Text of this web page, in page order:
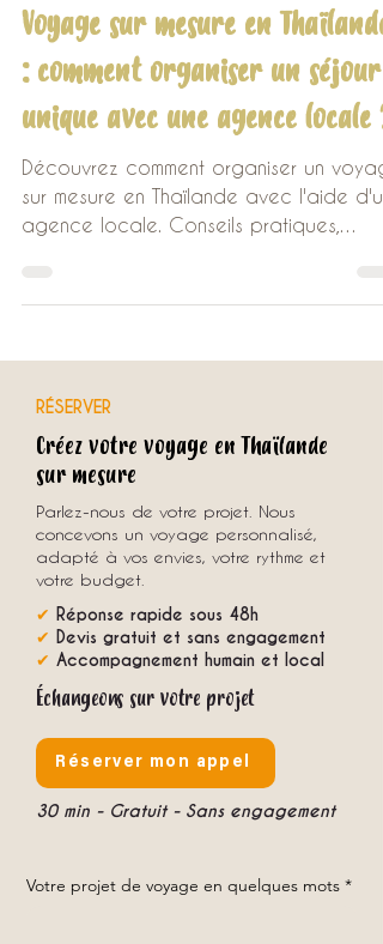
31 mai
4 min de lecture
Voyage sur mesure en Thaïlande
: comment organiser un séjour
unique avec une agence locale ?
Découvrez comment organiser un
itinéraires personnalisés et
créer un séjour unique.
RÉSERVER
Créez votre voyage en Thaïlande
sur mesure
Parlez-nous de votre projet. Nous
concevons un voyage personnalisé,
adapté à vos envies, votre rythme et
votre budget.
✔ Réponse rapide sous 48h
✔Devis gratuit et sans engagement
Accompagnement humain et local
Échangeons sur votre projet
Réserver mon appel